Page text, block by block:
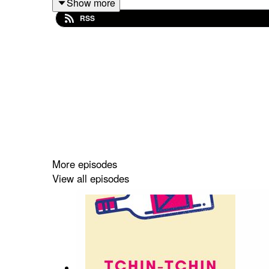
François façonne des vins purs et francs,
RSS
More episodes
View all episodes